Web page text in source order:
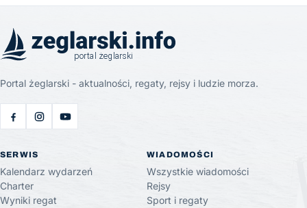
Portal żeglarski - aktualności, regaty, rejsy i ludzie morza.
SERWIS
Kalendarz wydarzeń
Charter
Wyniki regat
WIADOMOŚCI
Wszystkie wiadomości
Rejsy
Sport i regaty